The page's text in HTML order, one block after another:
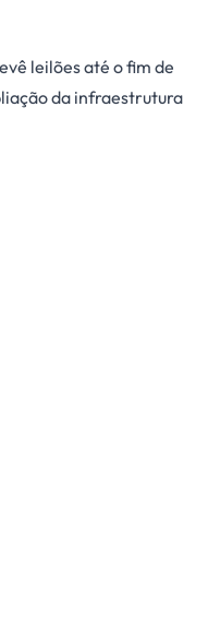
leilões até o fim de
da infraestrutura